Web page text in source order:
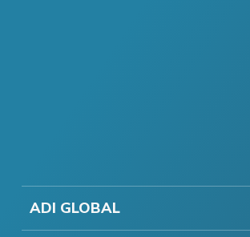
ADI GLOBAL